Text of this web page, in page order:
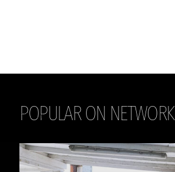
POPULAR ON NETWORK
THE DAILY